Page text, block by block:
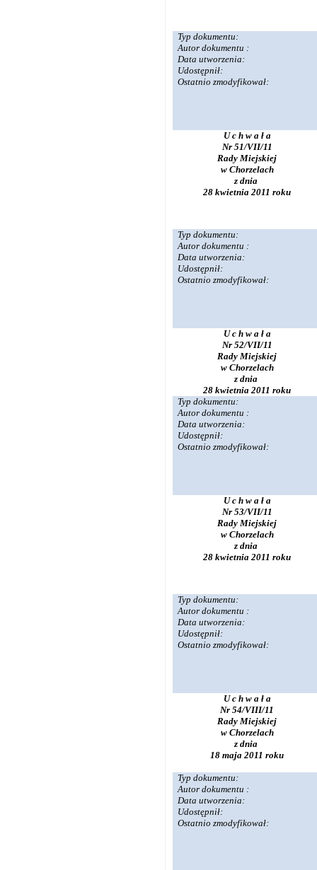
Typ dokumentu:
Autor dokumentu :
Data utworzenia:
Udostępnił:
Ostatnio zmodyfikował:
U c h w a ł a
Nr 51/VII/11
Rady Miejskiej
w Chorzelach
z dnia
28 kwietnia 2011 roku
Typ dokumentu:
Autor dokumentu :
Data utworzenia:
Udostępnił:
Ostatnio zmodyfikował:
U c h w a ł a
Nr 52/VII/11
Rady Miejskiej
w Chorzelach
z dnia
28 kwietnia 2011 roku
Typ dokumentu:
Autor dokumentu :
Data utworzenia:
Udostępnił:
Ostatnio zmodyfikował:
U c h w a ł a
Nr 53/VII/11
Rady Miejskiej
w Chorzelach
z dnia
28 kwietnia 2011 roku
Typ dokumentu:
Autor dokumentu :
Data utworzenia:
Udostępnił:
Ostatnio zmodyfikował:
U c h w a ł a
Nr 54/VIII/11
Rady Miejskiej
w Chorzelach
z dnia
18 maja 2011 roku
Typ dokumentu:
Autor dokumentu :
Data utworzenia:
Udostępnił:
Ostatnio zmodyfikował: